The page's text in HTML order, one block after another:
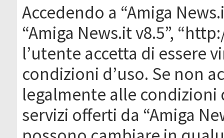
Accedendo a “Amiga
“Amiga News.it v8.5”,
l’utente accetta di essere
condizioni d’uso. Se non
legalmente alle condizioni
servizi offerti da “Amiga